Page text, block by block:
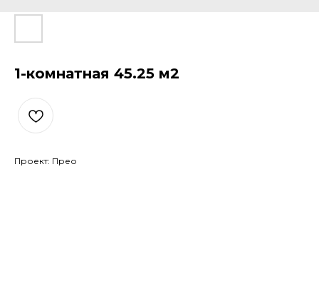
1-комнатная 45.25 м2
Проект: Прео